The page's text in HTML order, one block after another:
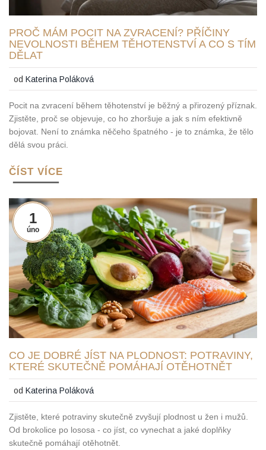
PROČ MÁM POCIT NA ZVRACENÍ? PŘÍČINY
NEVOLNOSTI BĚHEM TĚHOTENSTVÍ A CO S TÍM
DĚLAT
odKaterina Poláková
Pocit na zvracení během těhotenství je běžný a přirozený příznak.
Zjistěte, proč se objevuje, co ho zhoršuje a jak s ním efektivně
bojovat. Není to známka něčeho špatného - je to známka, že tělo
dělá svou práci.
ČÍST VÍCE
1
úno
CO JE DOBRÉ JÍST NA PLODNOST: POTRAVINY,
KTERÉ SKUTEČNĚ POMÁHAJÍ OTĚHOTNĚT
odKaterina Poláková
Zjistěte, které potraviny skutečně zvyšují plodnost u žen i mužů.
Od brokolice po lososa - co jíst, co vynechat a jaké doplňky
skutečně pomáhají otěhotnět.